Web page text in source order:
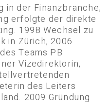
in der Finanzbranche;
erfolgte der direkte
1998 Wechsel zu
in Zürich, 2006
Teams PB
Vizedirektorin,
des Leiters
2009 Gründung